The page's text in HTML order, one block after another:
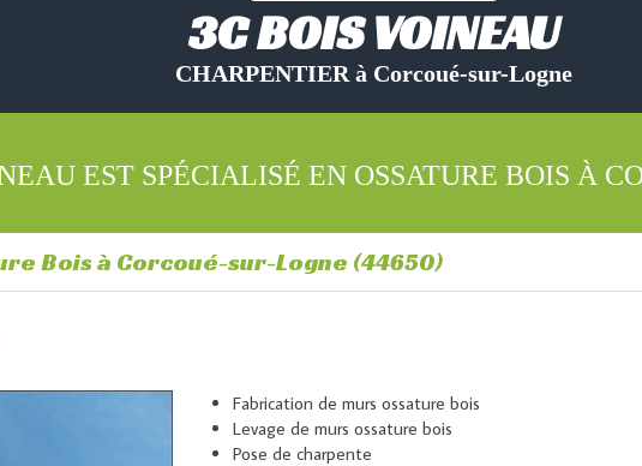
3C BOIS VOINEAU
CHARPENTIER à Corcoué-sur-Logne
EST SPÉCIALISÉ EN OSSATURE BOIS À
Bois à Corcoué-sur-Logne (44650)
Fabrication de murs ossature bois
Levage de murs ossature bois
Pose de charpente